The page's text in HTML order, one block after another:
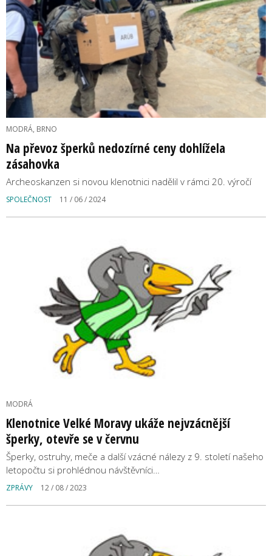
MODRÁ, BRNO
Na převoz šperků nedozírné ceny dohlížela
zásahovka
Archeoskanzen si novou klenotnici nadělil v rámci 20. výročí
SPOLEČNOST 11 / 06 / 2024
MODRÁ
Klenotnice Velké Moravy ukáže nejvzácnější
šperky, otevře se v červnu
Šperky, ostruhy, meče a další vzácné nálezy z 9. století našeho
letopočtu si prohlédnou návštěvníci…
ZPRÁVY 12 / 08 / 2023